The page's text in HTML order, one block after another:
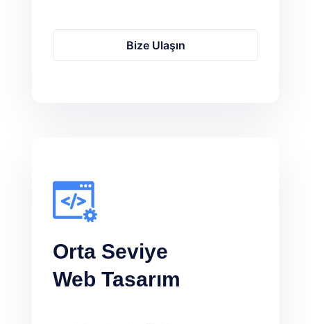
Bize Ulaşın
Orta Seviye
Web Tasarım